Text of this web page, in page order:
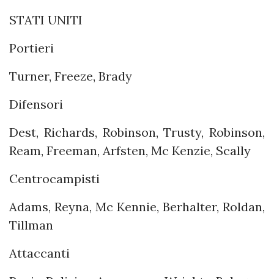
STATI UNITI
Portieri
Turner, Freeze, Brady
Difensori
Dest, Richards, Robinson, Trusty, Robinson,
Ream, Freeman, Arfsten, Mc Kenzie, Scally
Centrocampisti
Adams, Reyna, Mc Kennie, Berhalter, Roldan,
Tillman
Attaccanti